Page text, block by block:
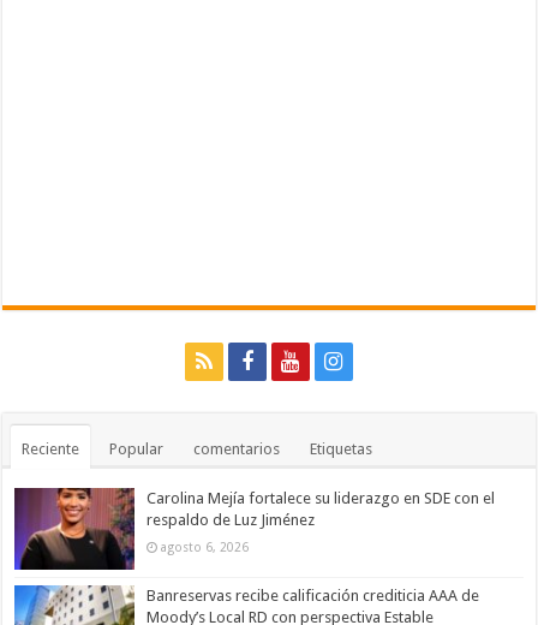
Reciente Popular comentarios Etiquetas
Carolina Mejía fortalece su liderazgo en SDE con el
respaldo de Luz Jiménez
agosto 6, 2026
Banreservas recibe calificación crediticia AAA de
Moody’s Local RD con perspectiva Estable